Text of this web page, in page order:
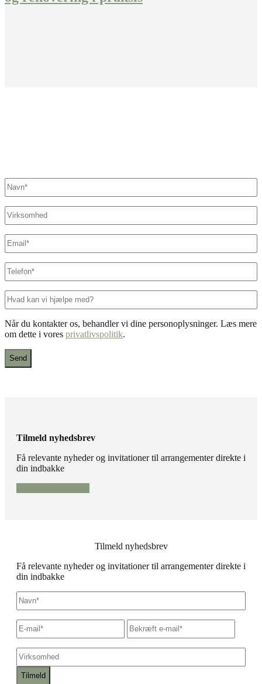
Navn *
Virksomhed
E-
mail*
Telefon*
Hvad
kan
hjælpe
med?
Når du kontakter os, behandler vi dine personoplysninger. Læs mere
om dette i vores privatlivspolitik.
Tilmeld nyhedsbrev
Få relevante nyheder og invitationer til arrangementer direkte i
din indbakke
Tilmeld nyhedsbrev
Få relevante nyheder og invitationer til arrangementer direkte i
din indbakke
Navn *
E-
mail*
Skriv
e-
Virksomhed